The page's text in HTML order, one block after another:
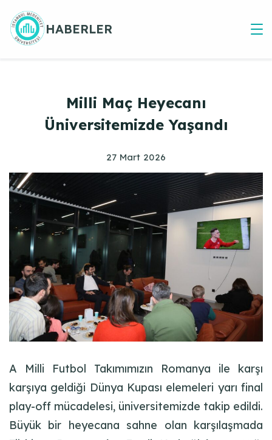
Skip
to
content
HABERLER
Milli Maç Heyecanı
Üniversitemizde Yaşandı
27 Mart 2026
A Milli Futbol Takımımızın Romanya ile karşı
karşıya geldiği Dünya Kupası elemeleri yarı final
play-off mücadelesi, üniversitemizde takip edildi.
Büyük bir heyecana sahne olan karşılaşmada